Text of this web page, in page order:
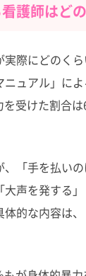
護師はど
際にどのく
ュアル」に
受けた割合
「手を払い
声を発する
的な内容は